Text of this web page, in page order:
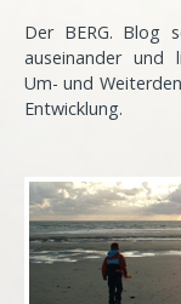
Der BERG. Blog
auseinander und
Um- und
Entwicklung.